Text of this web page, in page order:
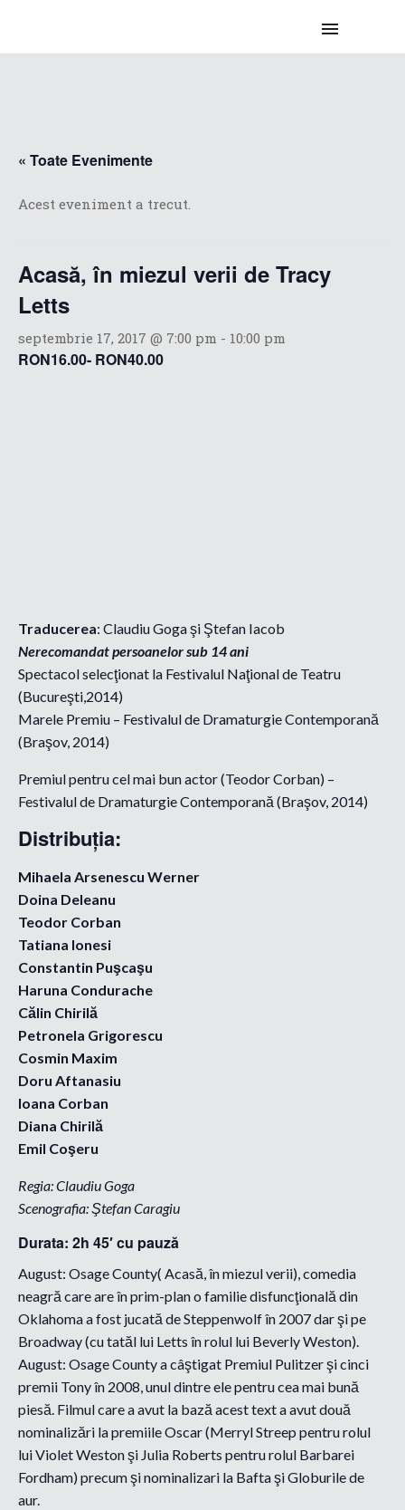
« Toate Evenimente
Acest eveniment a trecut.
Acasă, în miezul verii de Tracy
Letts
septembrie 17, 2017 @ 7:00 pm - 10:00 pm
RON16.00- RON40.00
Traducerea: Claudiu Goga şi Ştefan Iacob
Nerecomandat persoanelor sub 14 ani
Spectacol selecţionat la Festivalul Naţional de Teatru
(Bucureşti,2014)
Marele Premiu – Festivalul de Dramaturgie Contemporană
(Braşov, 2014)
Premiul pentru cel mai bun actor (Teodor Corban) –
Festivalul de Dramaturgie Contemporană (Braşov, 2014)
Distribuţia:
Mihaela Arsenescu Werner
Doina Deleanu
Teodor Corban
Tatiana Ionesi
Constantin Puşcaşu
Haruna Condurache
Călin Chirilă
Petronela Grigorescu
Cosmin Maxim
Doru Aftanasiu
Ioana Corban
Diana Chirilă
Emil Coşeru
Regia: Claudiu Goga
Scenografia: Ştefan Caragiu
Durata: 2h 45′ cu pauză
August: Osage County( Acasă, în miezul verii), comedia
neagră care are în prim-plan o familie disfuncţională din
Oklahoma a fost jucată de Steppenwolf în 2007 dar şi pe
Broadway (cu tatăl lui Letts în rolul lui Beverly Weston).
August: Osage County a câştigat Premiul Pulitzer şi cinci
premii Tony în 2008, unul dintre ele pentru cea mai bună
piesă. Filmul care a avut la bază acest text a avut două
nominalizări la premiile Oscar (Merryl Streep pentru rolul
lui Violet Weston şi Julia Roberts pentru rolul Barbarei
Fordham) precum şi nominalizari la Bafta şi Globurile de
aur.